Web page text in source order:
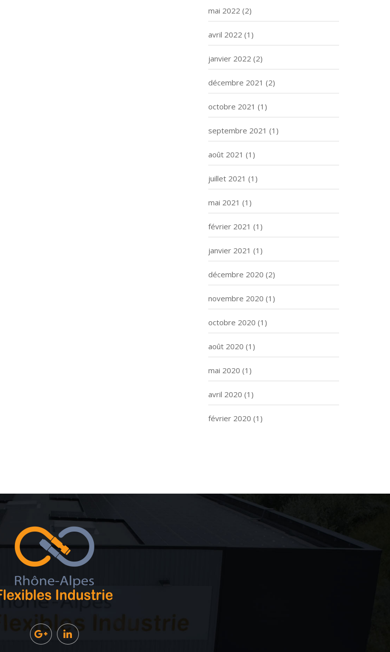
mai 2022 (2)
avril 2022 (1)
janvier 2022 (2)
décembre 2021 (2)
octobre 2021 (1)
septembre 2021 (1)
août 2021 (1)
juillet 2021 (1)
mai 2021 (1)
février 2021 (1)
janvier 2021 (1)
décembre 2020 (2)
novembre 2020 (1)
octobre 2020 (1)
août 2020 (1)
mai 2020 (1)
avril 2020 (1)
février 2020 (1)